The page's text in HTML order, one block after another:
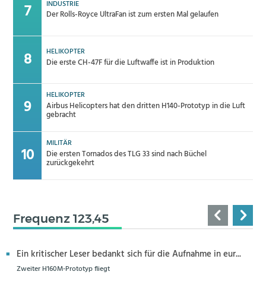
INDUSTRIE
Der Rolls-Royce UltraFan ist zum ersten Mal gelaufen
HELIKOPTER
Die erste CH-47F für die Luftwaffe ist in Produktion
HELIKOPTER
Airbus Helicopters hat den dritten H140-Prototyp in die Luft
gebracht
MILITÄR
Die ersten Tornados des TLG 33 sind nach Büchel
zurückgekehrt
Frequenz 123,45
Ein kritischer Leser bedankt sich für die Aufnahme in eur...
Zweiter H160M-Prototyp fliegt